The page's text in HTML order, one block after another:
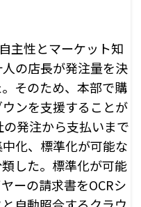
主性とマーケット知
の店長が発注量を決
そのため、本部で購
ンを支援することが
発注から支払いまで
化、標準化が可能な
した。標準化が可能
ーの請求書をOCRシ